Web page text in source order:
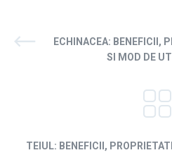
ECHINACEA: BENEFICII,
SI MOD DE
TEIUL: BENEFICII,